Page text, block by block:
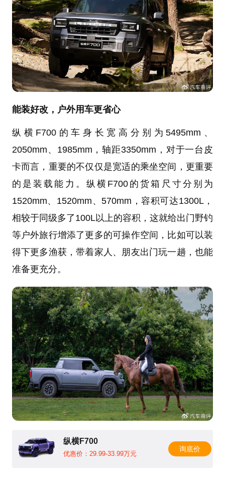
能装好改，户外用车更省心
纵横F700的车身长宽高分别为5495mm、
2050mm、1985mm，轴距3350mm，对于一台皮
卡而言，重要的不仅仅是宽适的乘坐空间，更重要
的是装载能力。纵横F700的货箱尺寸分别为
1520mm、1520mm、570mm，容积可达1300L，
相较于同级多了100L以上的容积，这就给出门野钓
等户外旅行增添了更多的可操作空间，比如可以装
得下更多渔获，带着家人、朋友出门玩一趟，也能
准备更充分。
纵横F700
优惠价：29.99-33.99万元
询底价